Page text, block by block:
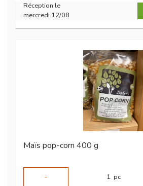
Réception le
mercredi 12/08
Maïs pop-corn 400 g
-
1 pc